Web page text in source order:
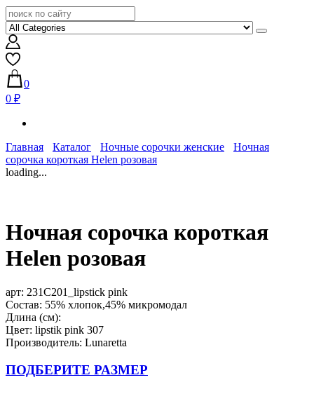
0
0 ₽
Главная Каталог Ночные сорочки женские
Ночная
сорочка короткая Helen розовая
loading...
Ночная сорочка короткая
Helen розовая
арт: 231C201_lipstick pink
Состав: 55% хлопок,45% микромодал
Длина (см):
Цвет: lipstik pink 307
Производитель: Lunaretta
ПОДБЕРИТЕ РАЗМЕР